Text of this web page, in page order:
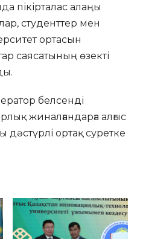
пікірталас алаңы
студенттер мен
ортасын
саясатының өзекті
белсенді
жиналғандарға алғыс
ортақ суретке